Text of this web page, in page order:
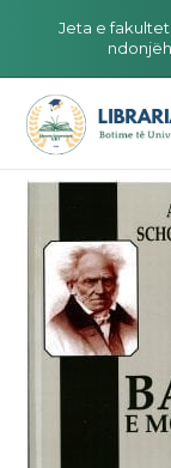
Jeta e